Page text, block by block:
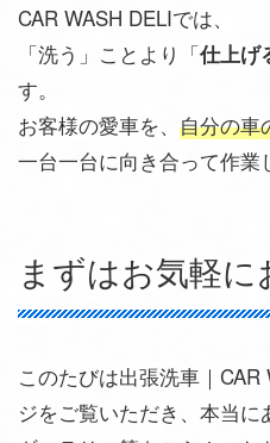
CAR WASH DELIでは、
「洗う」ことより「仕上げ
す。
お客様の愛車を、 自分の車
一台一台に向き合って作業
まずはお気軽
このたびは出張洗車｜
ジをご覧いただき、本当に